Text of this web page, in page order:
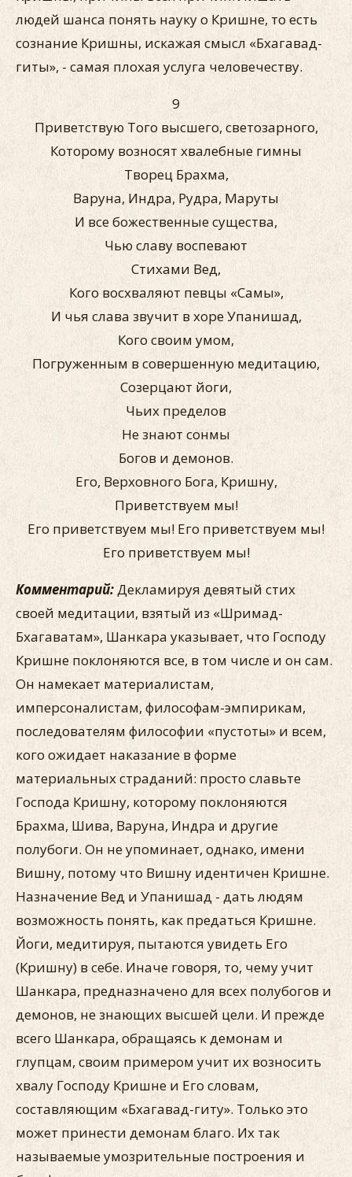
людей шанса понять науку о Кришне, то есть
сознание Кришны, искажая смысл «Бхагавад-
гиты», - самая плохая услуга человечеству.
9
Приветствую Того высшего, светозарного,
Которому возносят хвалебные гимны
Творец Брахма,
Варуна, Индра, Рудра, Маруты
И все божественные существа,
Чью славу воспевают
Стихами Вед,
Кого восхваляют певцы «Самы»,
И чья слава звучит в хоре Упанишад,
Кого своим умом,
Погруженным в совершенную медитацию,
Созерцают йоги,
Чьих пределов
Не знают сонмы
Богов и демонов.
Его, Верховного Бога, Кришну,
Приветствуем мы!
Его приветствуем мы! Его приветствуем мы!
Его приветствуем мы!
Комментарий:Декламируя девятый стих
своей медитации, взятый из «Шримад-
Бхагаватам», Шанкара указывает, что Господу
Кришне поклоняются все, в том числе и он сам.
Он намекает материалистам,
имперсоналистам, философам-эмпирикам,
последователям философии «пустоты» и всем,
кого ожидает наказание в форме
материальных страданий: просто славьте
Господа Кришну, которому поклоняются
Брахма, Шива, Варуна, Индра и другие
полубоги. Он не упоминает, однако, имени
Вишну, потому что Вишну идентичен Кришне.
Назначение Вед и Упанишад - дать людям
возможность понять, как предаться Кришне.
Йоги, медитируя, пытаются увидеть Его
(Кришну) в себе. Иначе говоря, то, чему учит
Шанкара, предназначено для всех полубогов и
демонов, не знающих высшей цели. И прежде
всего Шанкара, обращаясь к демонам и
глупцам, своим примером учит их возносить
хвалу Господу Кришне и Его словам,
составляющим «Бхагавад-гиту». Только это
может принести демонам благо. Их так
называемые умозрительные построения и